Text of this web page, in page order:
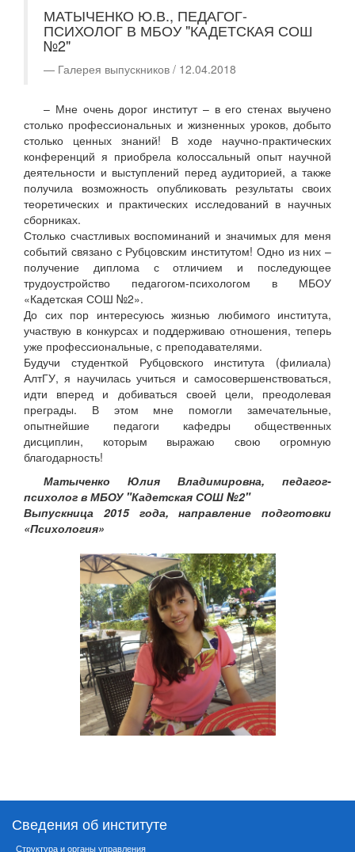
МАТЫЧЕНКО Ю.В., ПЕДАГОГ-
ПСИХОЛОГ В МБОУ "КАДЕТСКАЯ СОШ
№2"
Галерея выпускников / 12.04.2018
– Мне очень дорог институт – в его стенах выучено
столько профессиональных и жизненных уроков, добыто
столько ценных знаний! В ходе научно-практических
конференций я приобрела колоссальный опыт научной
деятельности и выступлений перед аудиторией, а также
получила возможность опубликовать результаты своих
теоретических и практических исследований в научных
сборниках.
Столько счастливых воспоминаний и значимых для меня
событий связано с Рубцовским институтом! Одно из них –
получение диплома с отличием и последующее
трудоустройство педагогом-психологом в МБОУ
«Кадетская СОШ №2».
До сих пор интересуюсь жизнью любимого института,
участвую в конкурсах и поддерживаю отношения, теперь
уже профессиональные, с преподавателями.
Будучи студенткой Рубцовского института (филиала)
АлтГУ, я научилась учиться и самосовершенствоваться,
идти вперед и добиваться своей цели, преодолевая
преграды. В этом мне помогли замечательные,
опытнейшие педагоги кафедры общественных
дисциплин, которым выражаю свою огромную
благодарность!
Матыченко Юлия Владимировна, педагог-
психолог в МБОУ "Кадетская СОШ №2"
Выпускница 2015 года, направление подготовки
«Психология»
Сведения об институте
Структура и органы управления